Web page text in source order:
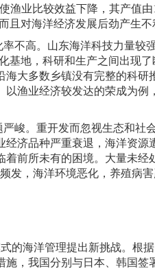
渔业比较效益下降，其产值由
且对海洋经济发展后劲产生不
不高。山东海洋科技力量较
基地，科研和生产之间出现
大多数乡镇没有完整的科
渔业经济较发达的荣成为例
峻。重开发而忽视生态和社
济品种严重衰退，海洋资
前所未有的困境。大量未
发，海洋环境恶化，养殖病
的海洋管理提出新挑战。根
，我国分别与日本、韩国签